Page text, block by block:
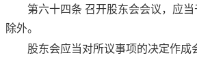
第六十四条 召开股东会会议，应
除外。
股东会应当对所议事项的决定作